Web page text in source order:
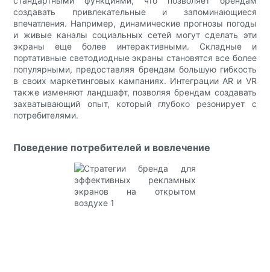
создавать привлекательные и запоминающиеся
впечатления. Например, динамические прогнозы погоды
и живые каналы социальных сетей могут сделать эти
экраны еще более интерактивными. Складные и
портативные светодиодные экраны становятся все более
популярными, предоставляя брендам большую гибкость
в своих маркетинговых кампаниях. Интеграции AR и VR
также изменяют ландшафт, позволяя брендам создавать
захватывающий опыт, который глубоко резонирует с
потребителями.
Поведение потребителей и вовлечение